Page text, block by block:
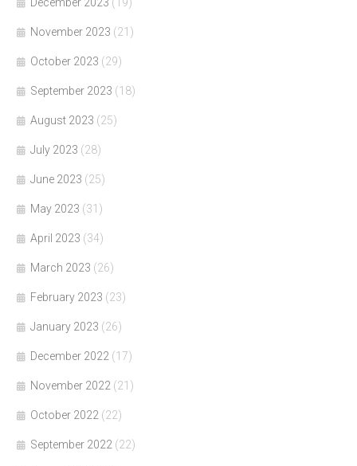
November 2023 (21)
October 2023 (29)
September 2023 (18)
August 2023 (25)
July 2023 (28)
June 2023 (25)
May 2023 (31)
April 2023 (34)
March 2023 (26)
February 2023 (23)
January 2023 (26)
December 2022 (17)
November 2022 (21)
October 2022 (22)
September 2022 (22)